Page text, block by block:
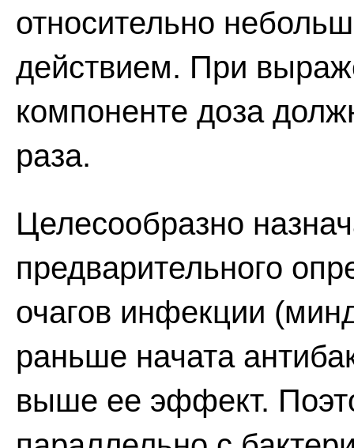
относительно
действием. При
компоненте доза
раза.
Целесообразно
предварительного
очагов инфекции
раньше начата
выше ее эффект.